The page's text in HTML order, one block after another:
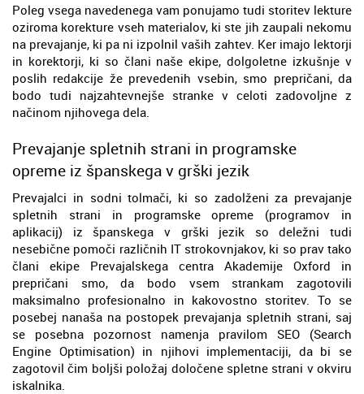
Poleg vsega navedenega vam ponujamo tudi storitev lekture
oziroma korekture vseh materialov, ki ste jih zaupali nekomu
na prevajanje, ki pa ni izpolnil vaših zahtev. Ker imajo lektorji
in korektorji, ki so člani naše ekipe, dolgoletne izkušnje v
poslih redakcije že prevedenih vsebin, smo prepričani, da
bodo tudi najzahtevnejše stranke v celoti zadovoljne z
načinom njihovega dela.
Prevajanje spletnih strani in programske
opreme iz španskega v grški jezik
Prevajalci in sodni tolmači, ki so zadolženi za prevajanje
spletnih strani in programske opreme (programov in
aplikacij) iz španskega v grški jezik so deležni tudi
nesebične pomoči različnih IT strokovnjakov, ki so prav tako
člani ekipe Prevajalskega centra Akademije Oxford in
prepričani smo, da bodo vsem strankam zagotovili
maksimalno profesionalno in kakovostno storitev. To se
posebej nanaša na postopek prevajanja spletnih strani, saj
se posebna pozornost namenja pravilom SEO (Search
Engine Optimisation) in njihovi implementaciji, da bi se
zagotovil čim boljši položaj določene spletne strani v okviru
iskalnika.